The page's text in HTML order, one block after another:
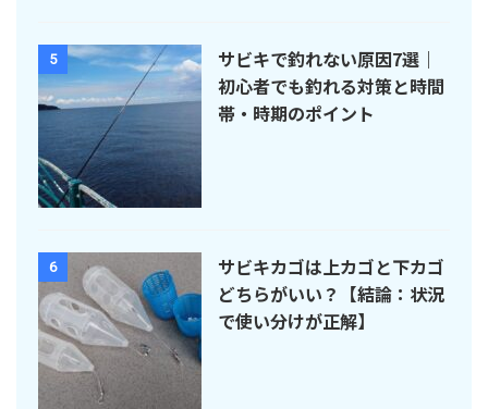
5
サビキで釣れない原因7選｜
初心者でも釣れる対策と時間
帯・時期のポイント
6
サビキカゴは上カゴと下カゴ
どちらがいい？【結論：状況
で使い分けが正解】